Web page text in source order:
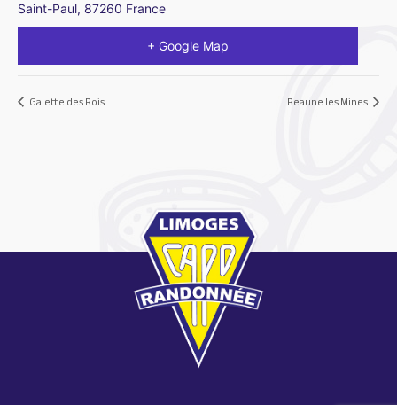
Saint-Paul, 87260 France
+ Google Map
Galette des Rois Beaune les Mines